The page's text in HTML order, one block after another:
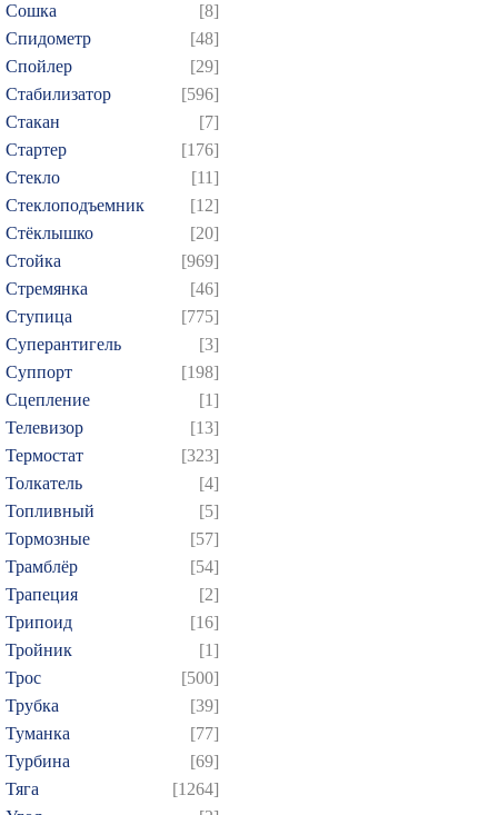
Сошка
[8]
Спидометр
[48]
Спойлер
[29]
Стабилизатор
[596]
Стакан
[7]
Стартер
[176]
Стекло
[11]
Стеклоподъемник
[12]
Стёклышко
[20]
Стойка
[969]
Стремянка
[46]
Ступица
[775]
Суперантигель
[3]
Суппорт
[198]
Сцепление
[1]
Телевизор
[13]
Термостат
[323]
Толкатель
[4]
Топливный
[5]
Тормозные
[57]
Трамблёр
[54]
Трапеция
[2]
Трипоид
[16]
Тройник
[1]
Трос
[500]
Трубка
[39]
Туманка
[77]
Турбина
[69]
Тяга
[1264]